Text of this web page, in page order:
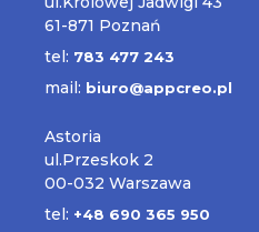
61-871 Poznań
tel: 783 477 243
mail: biuro@appcreo.pl
Astoria
ul.Przeskok 2
00-032 Warszawa
tel: +48 690 365 950